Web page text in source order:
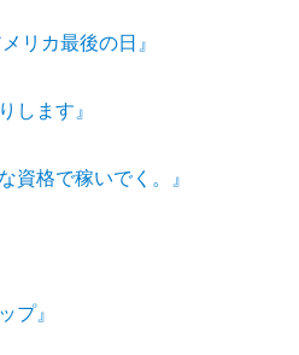
リカ最後の日』
します』
資格で稼いでく。』
プ』